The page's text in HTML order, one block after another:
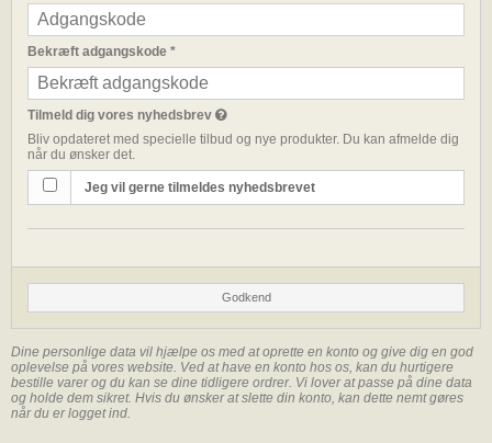
Bekræft adgangskode *
Tilmeld dig vores nyhedsbrev
Bliv opdateret med specielle tilbud og nye produkter. Du kan afmelde dig
når du ønsker det.
Jeg vil gerne tilmeldes nyhedsbrevet
Godkend
Dine personlige data vil hjælpe os med at oprette en konto og give dig en god
oplevelse på vores website. Ved at have en konto hos os, kan du hurtigere
bestille varer og du kan se dine tidligere ordrer. Vi lover at passe på dine data
og holde dem sikret. Hvis du ønsker at slette din konto, kan dette nemt gøres
når du er logget ind.